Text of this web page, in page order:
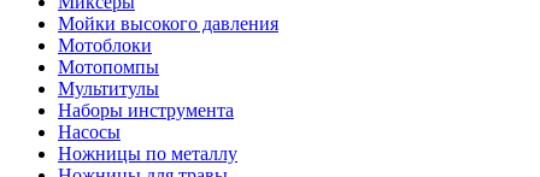
Мойки высокого давления
Мотоблоки
Мотопомпы
Мультитулы
Наборы инструмента
Насосы
Ножницы по металлу